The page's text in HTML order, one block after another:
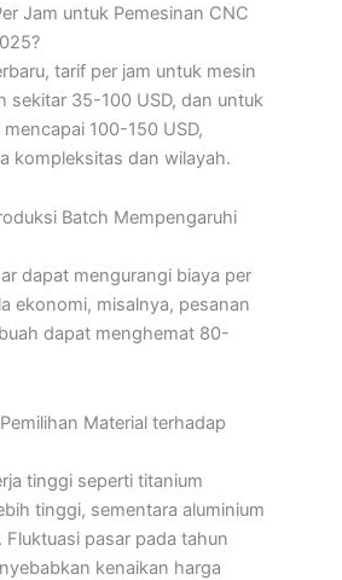
Jam untuk Pemesinan CNC
tarif per jam untuk mesin
sekitar 35-100 USD, dan untuk
100-150 USD,
kompleksitas dan wilayah.
Batch Mempengaruhi
dapat mengurangi biaya per
ekonomi, misalnya, pesanan
dapat menghemat 80-
Material terhadap
tinggi seperti titanium
tinggi, sementara aluminium
Fluktuasi pasar pada tahun
kenaikan harga